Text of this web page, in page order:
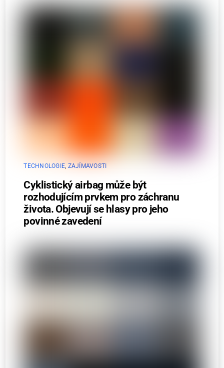
TECHNOLOGIE ZAJÍMAVOSTI
Cyklistický airbag může být
rozhodujícím prvkem pro záchranu
života. Objevují se hlasy pro jeho
povinné zavedení